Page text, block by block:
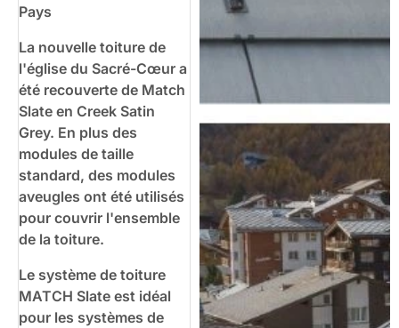
Pays
La nouvelle toiture de
l'église du Sacré-Cœur a
été recouverte de Match
Slate en Creek Satin
Grey. En plus des
modules de taille
standard, des modules
aveugles ont été utilisés
pour couvrir l'ensemble
de la toiture.
Le système de toiture
MATCH Slate est idéal
pour les systèmes de